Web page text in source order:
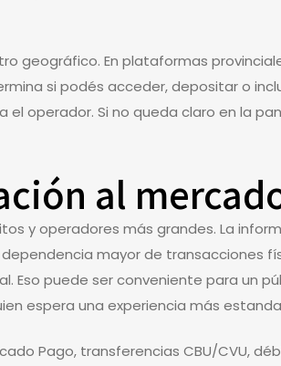
geográfico. En plataformas
si podés acceder, depositar o
operador. Si no queda claro en la
al
y operadores más grandes. La
mayor de transacciones
Eso puede ser conveniente para un
espera una experiencia más
Pago, transferencias CBU/CVU,